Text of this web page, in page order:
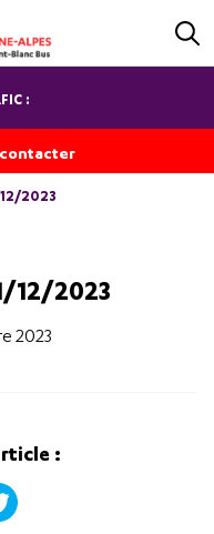
:
contacter
2023
12/2023
2023
: